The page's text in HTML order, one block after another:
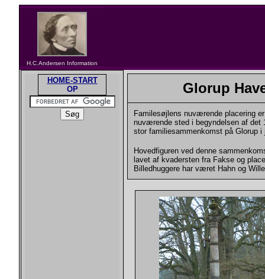
H.C.Andersen Information
HOME-START
OP
Glorup
Familesøjlens nuværende placering
nuværende sted i begyndelsen af det
stor familiesammenkomst på Glorup i
Hovedfiguren ved denne
lavet af kvadersten fra Fakse og
Billedhuggere har været Hahn og